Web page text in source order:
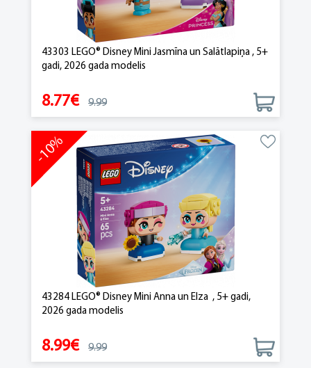
43303 LEGO® Disney Mini Jasmīna un Salātlapiņa , 5+
gadi, 2026 gada modelis
8.77€ 9.99
43284 LEGO® Disney Mini Anna un Elza , 5+ gadi,
2026 gada modelis
-10%
8.99€ 9.99